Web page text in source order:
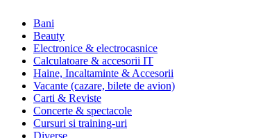
Bani
Beauty
Electronice & electrocasnice
Calculatoare & accesorii IT
Haine, Incaltaminte & Accesorii
Vacante (cazare, bilete de avion)
Carti & Reviste
Concerte & spectacole
Cursuri si training-uri
Diverse